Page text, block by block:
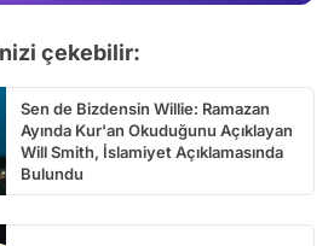
çekebilir:
Sen de Bizdensin Willie: Ramazan
Ayında Kur'an Okuduğunu Açıklayan
Will Smith, İslamiyet Açıklamasında
Bulundu